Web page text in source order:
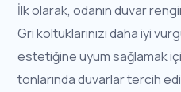
İlk olarak, odanın duvar
Gri koltuklarınızı daha iyi
estetiğine uyum sağlamak
tonlarında duvarlar tercih